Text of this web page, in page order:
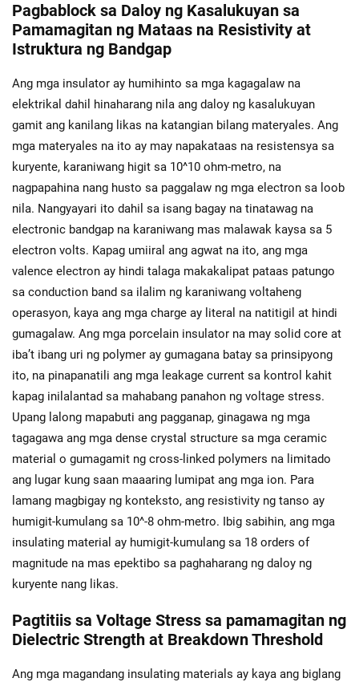
Pagbablock sa Daloy ng Kasalukuyan sa
Pamamagitan ng Mataas na Resistivity at
Istruktura ng Bandgap
Ang mga insulator ay humihinto sa mga kagagalaw na
elektrikal dahil hinaharang nila ang daloy ng kasalukuyan
gamit ang kanilang likas na katangian bilang materyales. Ang
mga materyales na ito ay may napakataas na resistensya sa
kuryente, karaniwang higit sa 10^10 ohm-metro, na
nagpapahina nang husto sa paggalaw ng mga electron sa loob
nila. Nangyayari ito dahil sa isang bagay na tinatawag na
electronic bandgap na karaniwang mas malawak kaysa sa 5
electron volts. Kapag umiiral ang agwat na ito, ang mga
valence electron ay hindi talaga makakalipat pataas patungo
sa conduction band sa ilalim ng karaniwang voltaheng
operasyon, kaya ang mga charge ay literal na natitigil at hindi
gumagalaw. Ang mga porcelain insulator na may solid core at
iba’t ibang uri ng polymer ay gumagana batay sa prinsipyong
ito, na pinapanatili ang mga leakage current sa kontrol kahit
kapag inilalantad sa mahabang panahon ng voltage stress.
Upang lalong mapabuti ang pagganap, ginagawa ng mga
tagagawa ang mga dense crystal structure sa mga ceramic
material o gumagamit ng cross-linked polymers na limitado
ang lugar kung saan maaaring lumipat ang mga ion. Para
lamang magbigay ng konteksto, ang resistivity ng tanso ay
humigit-kumulang sa 10^-8 ohm-metro. Ibig sabihin, ang mga
insulating material ay humigit-kumulang sa 18 orders of
magnitude na mas epektibo sa paghaharang ng daloy ng
kuryente nang likas.
Pagtitiis sa Voltage Stress sa pamamagitan ng
Dielectric Strength at Breakdown Threshold
Ang mga magandang insulating materials ay kaya ang biglang